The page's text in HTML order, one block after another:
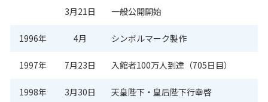
3月21日 一般公開開始
1996年 4月 シンボルマーク製作
1997年 7月23日 入館者100万人到達（705日目）
1998年 3月30日 天皇陛下・皇后陛下行幸啓